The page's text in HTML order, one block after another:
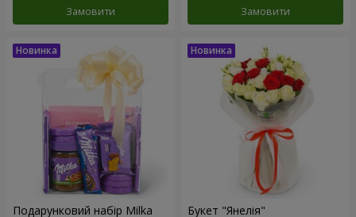
Замовити Замовити
Подарунковий набір Milka Букет "Янелія"